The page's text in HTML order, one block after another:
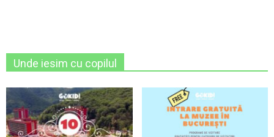
Unde iesim cu copilul